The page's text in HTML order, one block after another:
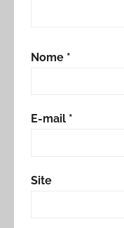
Nome *
E-mail *
Site